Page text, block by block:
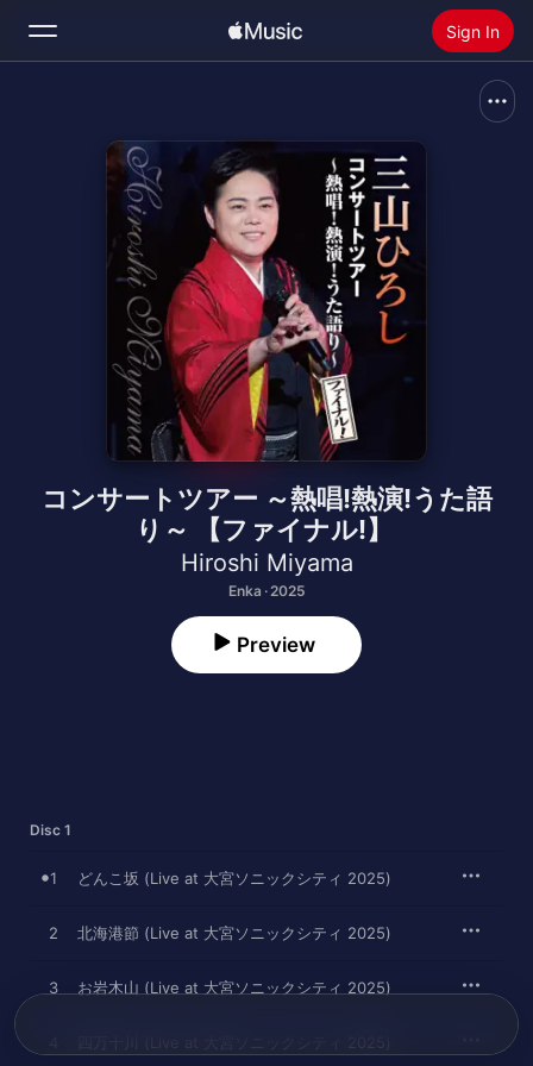
Sign In
Home
Install Apple Music
コンサートツアー ～熱唱!熱演!うた語
り～ 【ファイナル!】
Hiroshi Miyama
Enka · 2025
Preview
Disc 1
1 どんこ坂 (Live at 大宮ソニックシティ 2025)
2 北海港節 (Live at 大宮ソニックシティ 2025)
3 お岩木山 (Live at 大宮ソニックシティ 2025)